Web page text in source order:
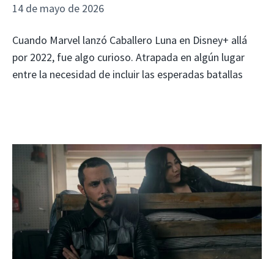
14 de mayo de 2026
Cuando Marvel lanzó Caballero Luna en Disney+ allá
por 2022, fue algo curioso. Atrapada en algún lugar
entre la necesidad de incluir las esperadas batallas